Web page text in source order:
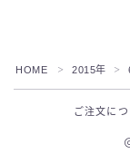
HOME ＞ 2015年 ＞
ご注文につ